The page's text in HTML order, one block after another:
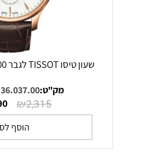
שעון טיסו TISSOT לגבר T063.639.36.037.00
מק"ט:
₪2,315
הוסף